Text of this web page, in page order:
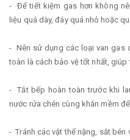
- Để tiết kiệm gas hơn không
liệu quá dày, đáy quá nhỏ hoặc
- Nên sử dụng các loại van gas
toàn là cách bảo vệ tốt nhất,
- Tắt bếp hoàn toàn trước khi
nước rửa chén cùng khăn mềm
- Tránh các vật thể nặng, sắt bén